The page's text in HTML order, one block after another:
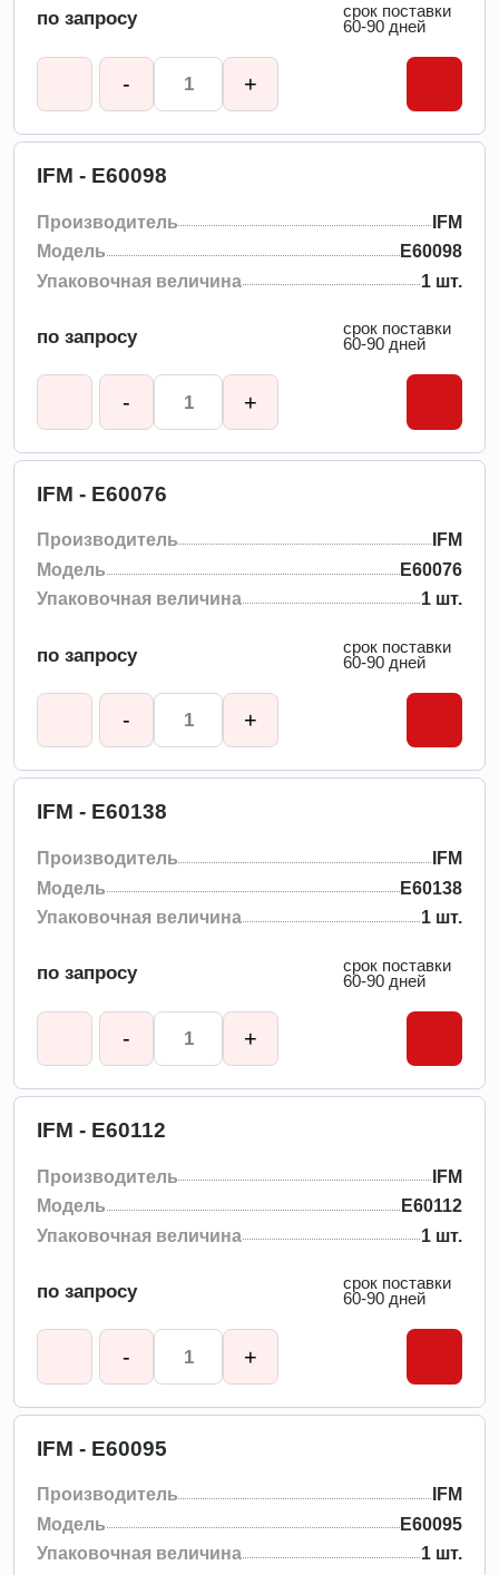
по запросу
срок поставки
60-90 дней
- +
IFM - E60098
Производитель
IFM
Модель
E60098
Упаковочная величина
1 шт.
по запросу
срок поставки
60-90 дней
- +
IFM - E60076
Производитель
IFM
Модель
E60076
Упаковочная величина
1 шт.
по запросу
срок поставки
60-90 дней
- +
IFM - E60138
Производитель
IFM
Модель
E60138
Упаковочная величина
1 шт.
по запросу
срок поставки
60-90 дней
- +
IFM - E60112
Производитель
IFM
Модель
E60112
Упаковочная величина
1 шт.
по запросу
срок поставки
60-90 дней
- +
IFM - E60095
Производитель
IFM
Модель
E60095
Упаковочная величина
1 шт.